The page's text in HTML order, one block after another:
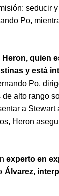
seducir
Po,
Heron, quien
y está
Po,
alto rango
a Stewart
Heron
experto en
Álvarez,